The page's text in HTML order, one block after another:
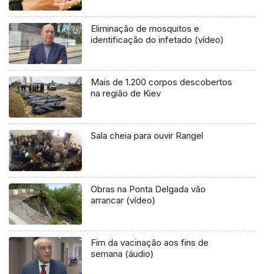
Eliminação de mosquitos e
identificação do infetado (vídeo)
Mais de 1.200 corpos descobertos
na região de Kiev
Sala cheia para ouvir Rangel
Obras na Ponta Delgada vão
arrancar (vídeo)
Fim da vacinação aos fins de
semana (áudio)